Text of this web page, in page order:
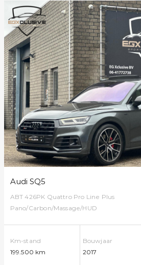
Audi SQ5
ABT 426PK Quattro Pro Line Plus
Pano/Carbon/Massage/HUD
Km-stand
199.500 km
Bouwjaar
2017